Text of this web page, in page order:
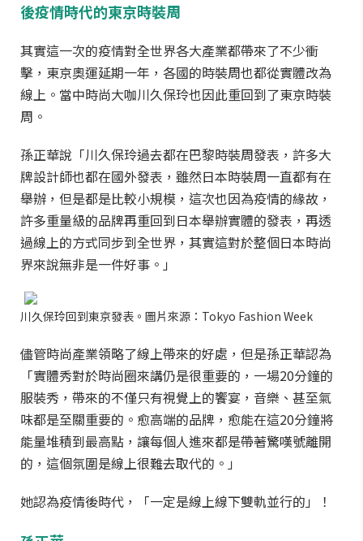
後疫情時代的東京時裝周
其實這一次的疫情對全世界各大產業都帶來了不少衝
擊，東京奧運延期一年，各國的時裝周也都從實體改為
線上。當中時尚大咖川久保玲也因此重回到了東京時裝
周。
孫正華說「川久保玲過去都在巴黎時裝周發表，許多大
牌設計師也都在國外發表，雖然日本時裝周一直都有在
舉辦，但是都是比較小規模，這次也因為疫情的緣故，
許多重量級的品牌再重回到日本舉辦實體的發表，再透
過線上的方式同步到全世界，其實這對於整個日本時尚
界來說無非是一件好事。」
川久保玲回到東京發表。圖片來源：Tokyo Fashion Week
儘管時尚產業領略了線上帶來的好處，但是孫正華認為
「實體秀對於時尚圈來講仍是很重要的，一場20分鐘的
服裝秀，帶來的不僅只有視覺上的饗宴，音樂、甚至氣
味都是至關重要的。愈高端的品牌，愈能在這20分鐘將
能量堆積到最高點，讓每個人進來都是帶著驚嘆號離開
的，這個氛圍是線上很難去取代的。」
她認為疫情後時代，「一定是線上線下雙軌並行的」！